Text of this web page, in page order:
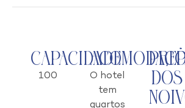
Capacidade
100
O hotel
tem
quartos
dos